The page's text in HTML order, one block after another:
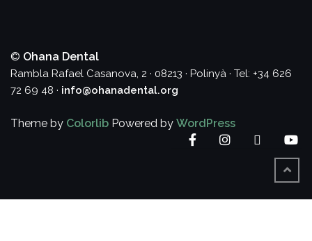
© Ohana Dental
Rambla Rafael Casanova, 2 · 08213 · Polinyà · Tel: +34 626
72 69 48 · info@ohanadental.org
Theme by Colorlib Powered by WordPress
FacebookInstagram
Twitter